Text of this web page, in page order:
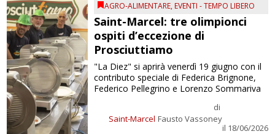
AGRO-ALIMENTARE, EVENTI - TEMPO LIBERO
Saint-Marcel: tre olimpionci
ospiti d’eccezione di
Prosciuttiamo
Saint-Marcel
di
Fausto Vassoney
il 18/06/2026
"La Diez" si aprirà venerdì 19 giugno con il
contributo speciale di Federica Brignone,
Federico Pellegrino e Lorenzo Sommariva